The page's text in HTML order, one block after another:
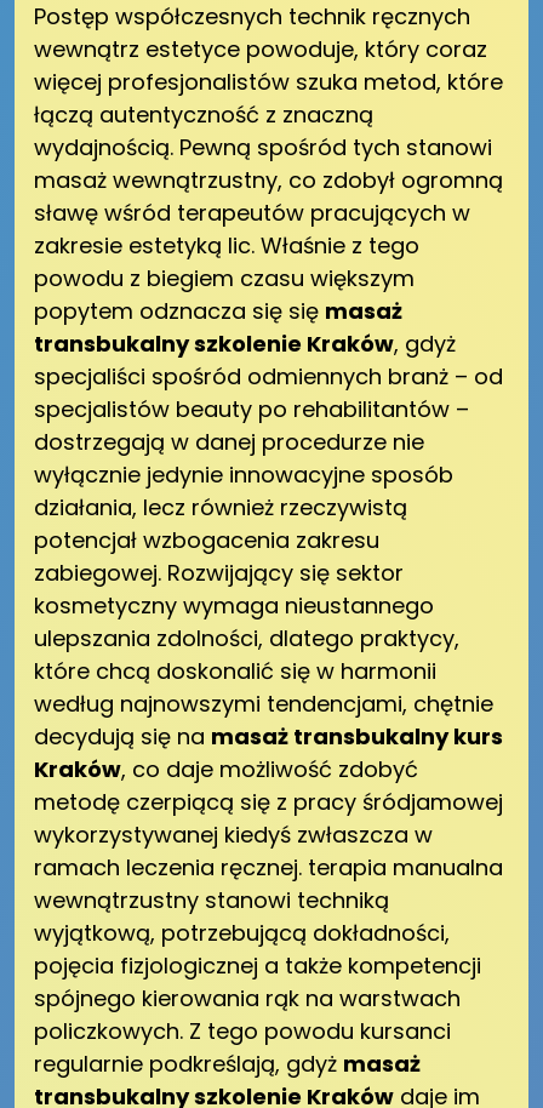
Postęp współczesnych technik ręcznych
wewnątrz estetyce powoduje, który coraz
więcej profesjonalistów szuka metod, które
łączą autentyczność z znaczną
wydajnością. Pewną spośród tych stanowi
masaż wewnątrzustny, co zdobył ogromną
sławę wśród terapeutów pracujących w
zakresie estetyką lic. Właśnie z tego
powodu z biegiem czasu większym
popytem odznacza się się masaż
transbukalny szkolenie Kraków, gdyż
specjaliści spośród odmiennych branż – od
specjalistów beauty po rehabilitantów –
dostrzegają w danej procedurze nie
wyłącznie jedynie innowacyjne sposób
działania, lecz również rzeczywistą
potencjał wzbogacenia zakresu
zabiegowej. Rozwijający się sektor
kosmetyczny wymaga nieustannego
ulepszania zdolności, dlatego praktycy,
które chcą doskonalić się w harmonii
według najnowszymi tendencjami, chętnie
decydują się na masaż transbukalny kurs
Kraków, co daje możliwość zdobyć
metodę czerpiącą się z pracy śródjamowej
wykorzystywanej kiedyś zwłaszcza w
ramach leczenia ręcznej. terapia manualna
wewnątrzustny stanowi techniką
wyjątkową, potrzebującą dokładności,
pojęcia fizjologicznej a także kompetencji
spójnego kierowania rąk na warstwach
policzkowych. Z tego powodu kursanci
regularnie podkreślają, gdyż masaż
transbukalny szkolenie Kraków daje im